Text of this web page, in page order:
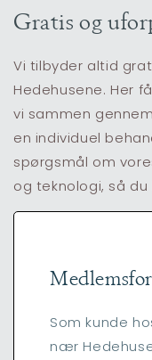
Gratis og
Vi tilbyder altid
Hedehusene. Her
vi sammen
en individuel
spørgsmål om
og teknologi, så
Som kunde
nær